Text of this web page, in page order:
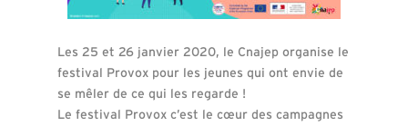
Les 25 et 26 janvier 2020, le Cnajep organise le
festival Provox pour les jeunes qui ont envie de
se mêler de ce qui les regarde !
Le festival Provox c’est le cœur des campagnes